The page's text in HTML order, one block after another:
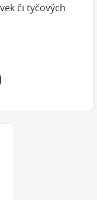
či tyčových